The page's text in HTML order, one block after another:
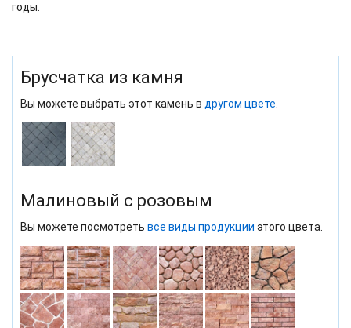
годы.
Брусчатка из камня
Вы можете выбрать этот камень в другом цвете
Малиновый с розовым
Вы можете посмотреть все виды продукции этого цвета.